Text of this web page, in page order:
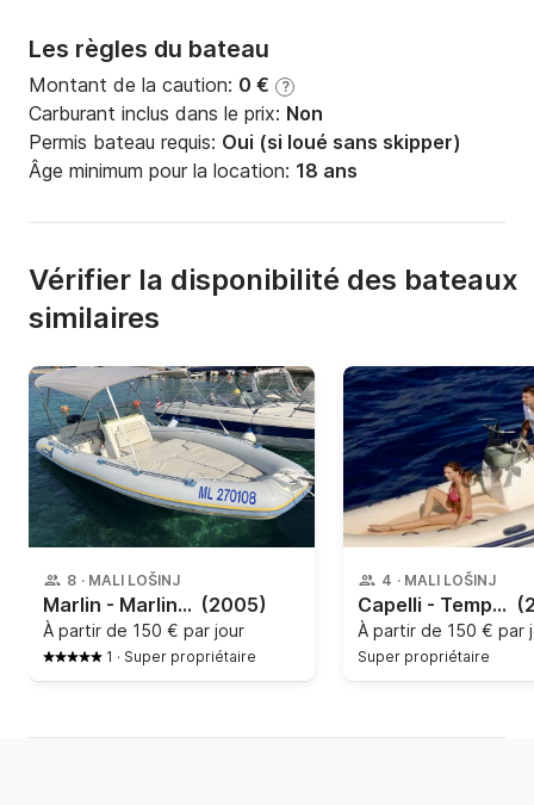
Les règles du bateau
Montant de la caution: 0 € ?
Carburant inclus dans le prix: Non
Permis bateau requis: Oui (si loué sans skipper)
Âge minimum pour la location: 18 ans
Vérifier la disponibilité des bateaux
similaires
8 · MALI LOŠINJ
Marlin - Marlin 16 (2005)
À partir de 150 € par jour
1 · Super propriétaire
4 · MALI LOŠINJ
Capelli - Tempest 470
À partir de 150 € par
Super propriétaire